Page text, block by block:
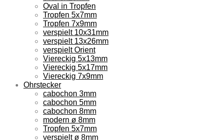
Oval in Tropfen
Tropfen 5x7mm
Tropfen 7x9mm
verspielt 10x31mm
verspielt 13x26mm
verspielt Orient
Viereckig 5x13mm
Viereckig 5x17mm
Viereckig 7x9mm
Ohrstecker
cabochon 3mm
cabochon 5mm
cabochon 8mm
modern ø 8mm
Tropfen 5x7mm
verspielt ø 8mm